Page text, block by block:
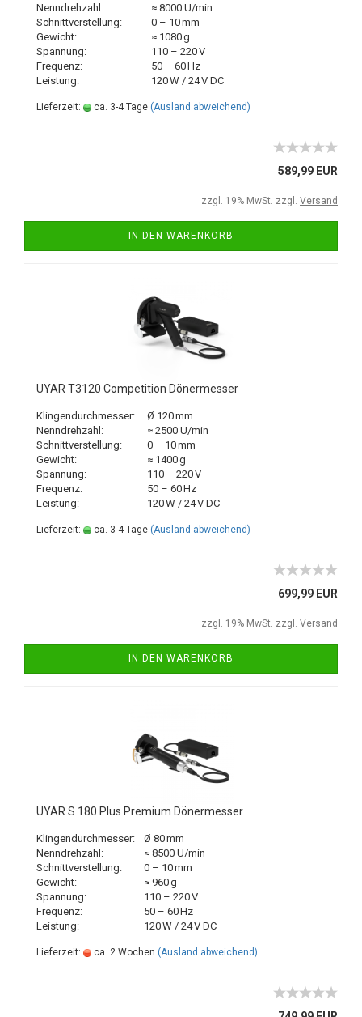
Nenndrehzahl:
≈ 8000 U/min
Schnittverstellung:
0 – 10 mm
Gewicht:
≈ 1080 g
Spannung:
110 – 220 V
Frequenz:
50 – 60 Hz
Leistung:
120 W / 24 V DC
Lieferzeit: ca. 3-4 Tage (Ausland abweichend)
589,99 EUR
zzgl. 19% MwSt. zzgl. Versand
IN DEN WARENKORB
UYAR T3120 Competition Dönermesser
Klingendurchmesser:
Ø 120 mm
Nenndrehzahl:
≈ 2500 U/min
Schnittverstellung:
0 – 10 mm
Gewicht:
≈ 1400 g
Spannung:
110 – 220 V
Frequenz:
50 – 60 Hz
Leistung:
120 W / 24 V DC
Lieferzeit: ca. 3-4 Tage (Ausland abweichend)
699,99 EUR
zzgl. 19% MwSt. zzgl. Versand
IN DEN WARENKORB
UYAR S 180 Plus Premium Dönermesser
Klingendurchmesser:
Ø 80 mm
Nenndrehzahl:
≈ 8500 U/min
Schnittverstellung:
0 – 10 mm
Gewicht:
≈ 960 g
Spannung:
110 – 220 V
Frequenz:
50 – 60 Hz
Leistung:
120 W / 24 V DC
Lieferzeit: ca. 2 Wochen (Ausland abweichend)